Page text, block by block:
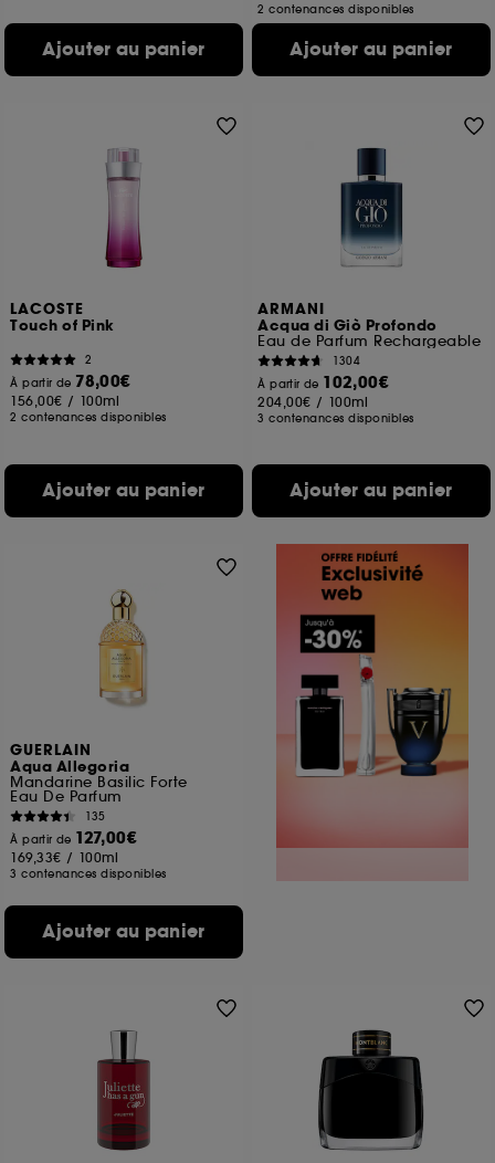
Ajouter au panier
2 contenances disponibles
Ajouter au panier
LACOSTE
Touch of Pink
2
À partir de 78,00€
156,00€ / 100ml
2 contenances disponibles
Ajouter au panier
ARMANI
Acqua di Giò Profondo
Eau de Parfum Rechargeable
1304
À partir de 102,00€
204,00€ / 100ml
3 contenances disponibles
Ajouter au panier
GUERLAIN
Aqua Allegoria
Mandarine Basilic Forte
Eau De Parfum
135
À partir de 127,00€
169,33€ / 100ml
3 contenances disponibles
Ajouter au panier